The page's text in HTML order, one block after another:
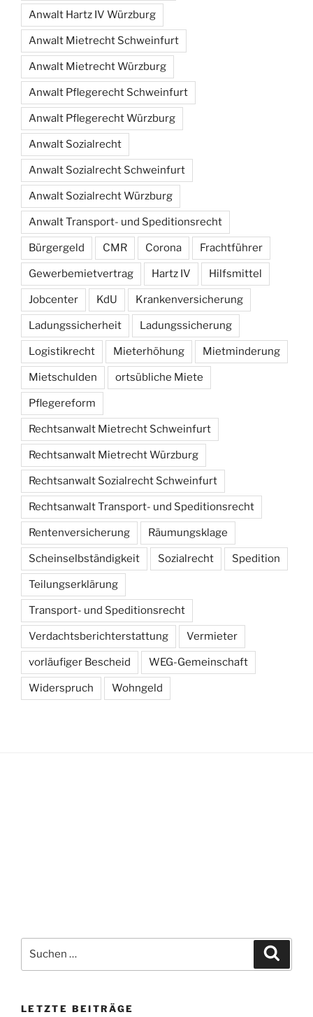
Anwalt Hartz IV Würzburg
Anwalt Mietrecht Schweinfurt
Anwalt Mietrecht Würzburg
Anwalt Pflegerecht Schweinfurt
Anwalt Pflegerecht Würzburg
Anwalt Sozialrecht
Anwalt Sozialrecht Schweinfurt
Anwalt Sozialrecht Würzburg
Anwalt Transport- und Speditionsrecht
Bürgergeld CMR Corona Frachtführer
Gewerbemietvertrag Hartz IV Hilfsmittel
Jobcenter KdU Krankenversicherung
Ladungssicherheit Ladungssicherung
Logistikrecht Mieterhöhung Mietminderung
Mietschulden ortsübliche Miete
Pflegereform
Rechtsanwalt Mietrecht Schweinfurt
Rechtsanwalt Mietrecht Würzburg
Rechtsanwalt Sozialrecht Schweinfurt
Rechtsanwalt Transport- und Speditionsrecht
Rentenversicherung Räumungsklage
Scheinselbständigkeit Sozialrecht Spedition
Teilungserklärung
Transport- und Speditionsrecht
Verdachtsberichterstattung Vermieter
vorläufiger Bescheid WEG-Gemeinschaft
Widerspruch Wohngeld
nach:
LETZTE BEITRÄGE